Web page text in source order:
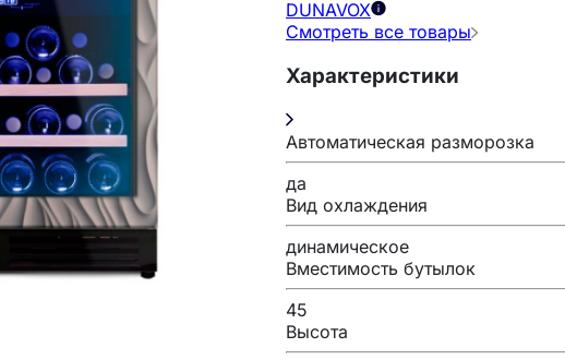
DUNAVOX
Смотреть все товары
Характеристики
Автоматическая разморозка
да
Вид охлаждения
динамическое
Вместимость бутылок
45
Высота